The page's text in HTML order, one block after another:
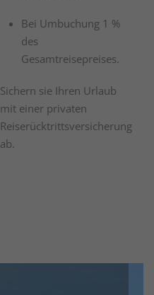
Bei Umbuchung 1 %
des
Gesamtreisepreises.
Sichern sie Ihren Urlaub
mit einer privaten
Reiserücktrittsversicherung
ab.